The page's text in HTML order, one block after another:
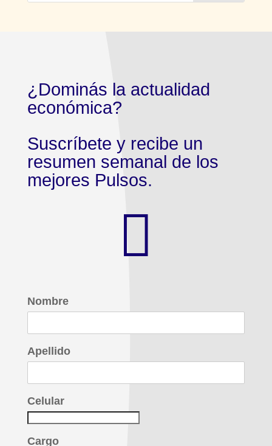
¿Dominás la actualidad
económica?
Suscríbete y recibe un
resumen semanal de los
mejores Pulsos.

Nombre
Apellido
Celular
Cargo